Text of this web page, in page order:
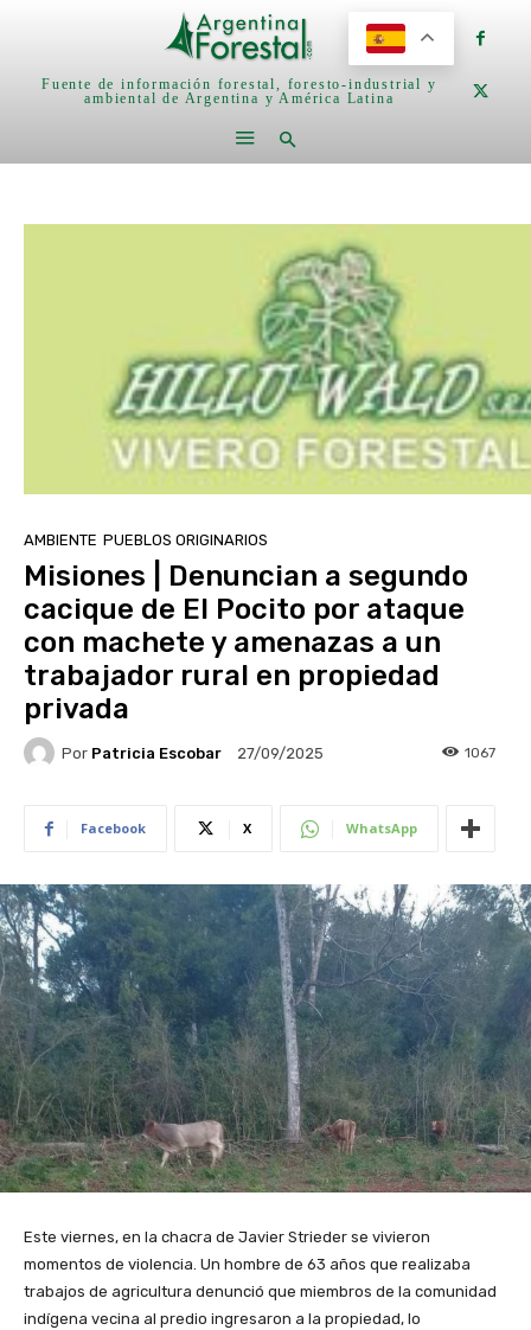
Fuente de información forestal, foresto-industrial y
ambiental de Argentina y América Latina
AMBIENTE PUEBLOS ORIGINARIOS
Misiones | Denuncian a segundo
cacique de El Pocito por ataque
con machete y amenazas a un
trabajador rural en propiedad
privada
Por Patricia Escobar 27/09/2025 1067
Facebook X WhatsApp
Este viernes, en la chacra de Javier Strieder se vivieron
momentos de violencia. Un hombre de 63 años que realizaba
trabajos de agricultura denunció que miembros de la comunidad
indígena vecina al predio ingresaron a la propiedad, lo